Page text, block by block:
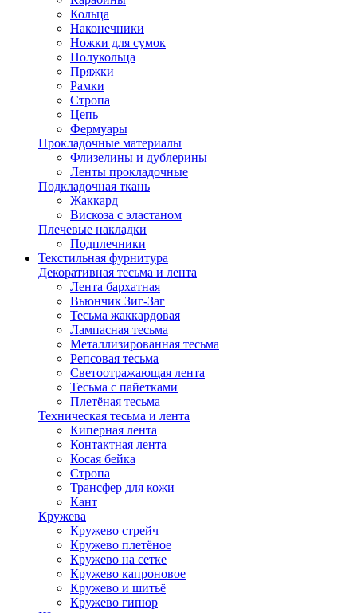
Кольца
Наконечники
Ножки для сумок
Полукольца
Пряжки
Рамки
Стропа
Цепь
Фермуары
Прокладочные материалы
Флизелины и дублерины
Ленты прокладочные
Подкладочная ткань
Жаккард
Вискоза с эластаном
Плечевые накладки
Подплечники
Текстильная фурнитура
Декоративная тесьма и лента
Лента бархатная
Вьюнчик Зиг-Заг
Тесьма жаккардовая
Лампасная тесьма
Металлизированная тесьма
Репсовая тесьма
Светоотражающая лента
Тесьма с пайетками
Плетёная тесьма
Техническая тесьма и лента
Киперная лента
Контактная лента
Косая бейка
Стропа
Трансфер для кожи
Кант
Кружева
Кружево стрейч
Кружево плетёное
Кружево на сетке
Кружево капроновое
Кружево и шитьё
Кружево гипюр